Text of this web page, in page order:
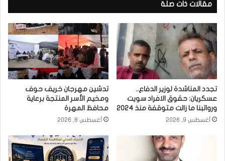
مقالات ذات صلة
تجدد المناشدة لوزير الدفاع..
عسكريان: حقوق الافراد سويت
ورواتبنا ما زالت متوقفة منذ 2024
أغسطس 9, 2026
تدشين مهرجان خريف حوف
ومخيم الأسر المنتجة برعاية
محافظ المهرة
أغسطس 8, 2026